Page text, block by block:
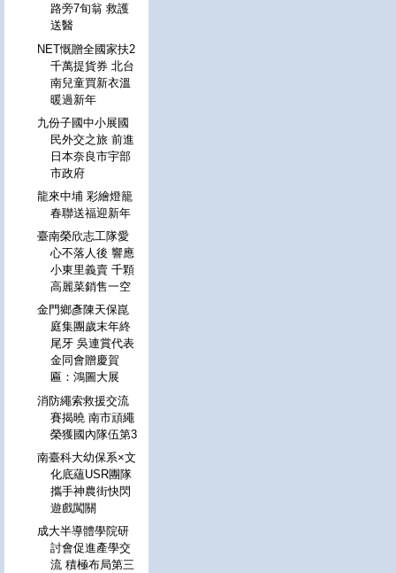
路旁7旬翁 救護
送醫
NET慨贈全國家扶2
千萬提貨券 北台
南兒童買新衣溫
暖過新年
九份子國中小展國
民外交之旅 前進
日本奈良市宇部
市政府
龍來中埔 彩繪燈籠
春聯送福迎新年
臺南榮欣志工隊愛
心不落人後 響應
小東里義賣 千顆
高麗菜銷售一空
金門鄉彥陳天保崑
庭集團歲末年終
尾牙 吳連賞代表
金同會贈慶賀
匾：鴻圖大展
消防繩索救援交流
賽揭曉 南市頑繩
榮獲國內隊伍第3
南臺科大幼保系×文
化底蘊USR團隊
攜手神農街快閃
遊戲闖關
成大半導體學院研
討會促進產學交
流 積極布局第三